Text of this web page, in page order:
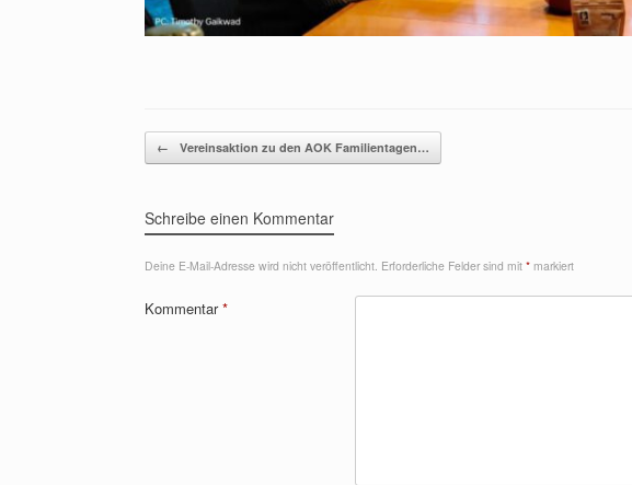
Beitragsnavigation
← Vereinsaktion zu den AOK Familientagen…
Schreibe einen Kommentar
Deine E-Mail-Adresse wird nicht veröffentlicht. Erforderliche Felder sind mit * markiert
Kommentar*